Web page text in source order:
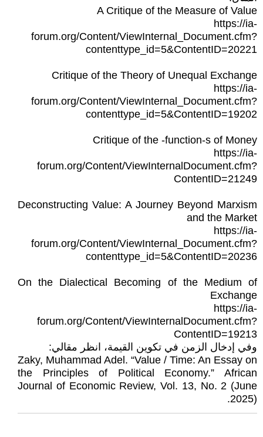
A Critique of the Measure of Value
https://ia-
forum.org/Content/ViewInternal_Document.cfm?
contenttype_id=5&ContentID=20221
Critique of the Theory of Unequal Exchange
https://ia-
forum.org/Content/ViewInternal_Document.cfm?
contenttype_id=5&ContentID=19202
Critique of the -function-s of Money
https://ia-
forum.org/Content/ViewInternalDocument.cfm?
ContentID=21249
Deconstructing Value: A Journey Beyond Marxism
and the Market
https://ia-
forum.org/Content/ViewInternal_Document.cfm?
contenttype_id=5&ContentID=20236
On the Dialectical Becoming of the Medium of
Exchange
https://ia-
forum.org/Content/ViewInternalDocument.cfm?
ContentID=19213
وفي إدخال الزمن في تكوين القيمة، انظر مقالي:
Zaky, Muhammad Adel. “Value / Time: An Essay on
the Principles of Political Economy.” African
Journal of Economic Review, Vol. 13, No. 2 (June
2025).